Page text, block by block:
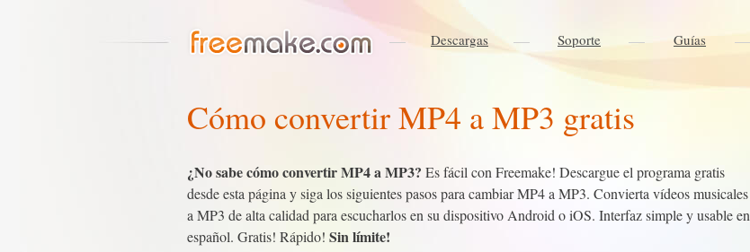
Descargas Soporte Guías
Cómo convertir MP4 a MP3 gratis
¿No sabe cómo convertir MP4 a MP3? Es fácil con Freemake! Descargue el programa gratis
desde esta página y siga los siguientes pasos para cambiar MP4 a MP3. Convierta vídeos musicales
a MP3 de alta calidad para escucharlos en su dispositivo Android o iOS. Interfaz simple y usable en
español. Gratis! Rápido! Sin límite!